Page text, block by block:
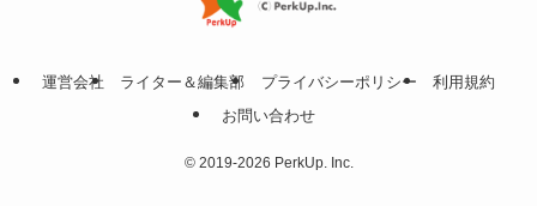
運営会社 ライター＆編集部 プライバシーポリシー
利用規約
お問い合わせ
©2019-2026 PerkUp. Inc.